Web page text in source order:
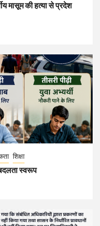
मासूम की हत्या से प्रदेश
शिक्षा
स्वरूप